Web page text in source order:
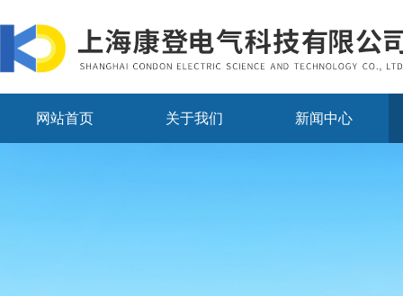
网站首页 关于我们 新闻中心